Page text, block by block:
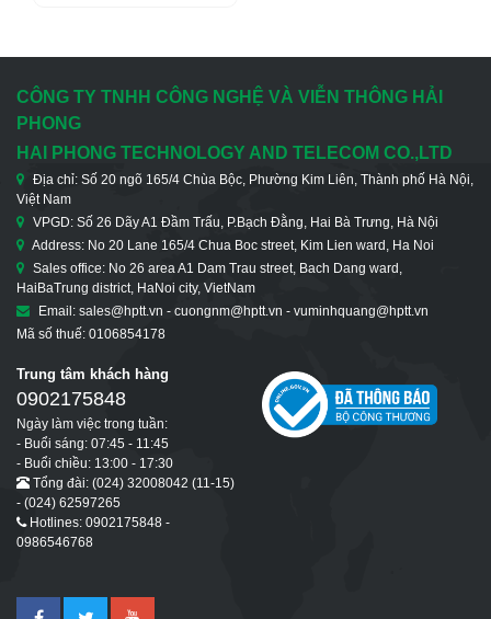
CÔNG TY TNHH CÔNG NGHỆ VÀ VIỄN THÔNG HẢI
PHONG
HAI PHONG TECHNOLOGY AND TELECOM CO.,LTD
Địa chỉ: Số 20 ngõ 165/4 Chùa Bộc, Phường Kim Liên, Thành phố Hà Nội,
Việt Nam
VPGD: Số 26 Dãy A1 Đầm Trấu, P.Bạch Đằng, Hai Bà Trưng, Hà Nội
Address: No 20 Lane 165/4 Chua Boc street, Kim Lien ward, Ha Noi
Sales office: No 26 area A1 Dam Trau street, Bach Dang ward,
HaiBaTrung district, HaNoi city, VietNam
Email: sales@hptt.vn - cuongnm@hptt.vn - vuminhquang@hptt.vn
Mã số thuế: 0106854178
Trung tâm khách hàng
0902175848
Ngày làm việc trong tuần:
- Buổi sáng: 07:45 - 11:45
- Buổi chiều: 13:00 - 17:30
Tổng đài: (024) 32008042 (11-15)
- (024) 62597265
Hotlines: 0902175848 -
0986546768